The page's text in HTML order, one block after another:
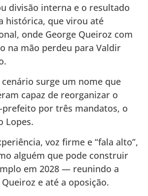
divisão interna e o resultado
histórica, que virou até
onde George Queiroz com
na mão perdeu para Valdir
surge um nome que
capaz de reorganizar o
por três mandatos, o
Lopes.
voz firme e “fala alto”,
alguém que pode construir
em 2028 — reunindo a
e até a oposição.